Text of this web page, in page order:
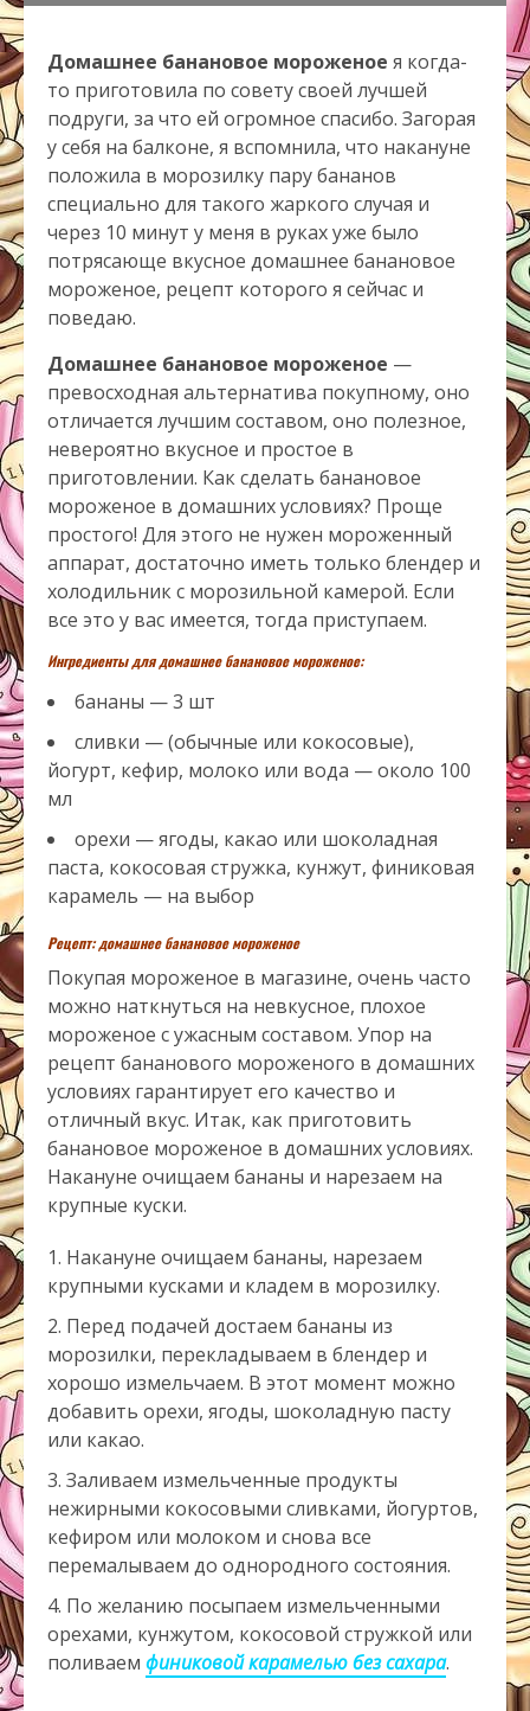
Домашнее банановое мороженое я когда-
то приготовила по совету своей лучшей
подруги, за что ей огромное спасибо. Загорая
у себя на балконе, я вспомнила, что накануне
положила в морозилку пару бананов
специально для такого жаркого случая и
через 10 минут у меня в руках уже было
потрясающе вкусное домашнее банановое
мороженое, рецепт которого я сейчас и
поведаю.
Домашнее банановое мороженое —
превосходная альтернатива покупному, оно
отличается лучшим составом, оно полезное,
невероятно вкусное и простое в
приготовлении. Как сделать банановое
мороженое в домашних условиях? Проще
простого! Для этого не нужен мороженный
аппарат, достаточно иметь только блендер и
холодильник с морозильной камерой. Если
все это у вас имеется, тогда приступаем.
Ингредиенты для домашнее банановое мороженое:
бананы — 3 шт
сливки — (обычные или кокосовые),
йогурт, кефир, молоко или вода — около 100
мл
орехи — ягоды, какао или шоколадная
паста, кокосовая стружка, кунжут, финиковая
карамель — на выбор
Рецепт: домашнее банановое мороженое
Покупая мороженое в магазине, очень часто
можно наткнуться на невкусное, плохое
мороженое с ужасным составом. Упор на
рецепт бананового мороженого в домашних
условиях гарантирует его качество и
отличный вкус. Итак, как приготовить
банановое мороженое в домашних условиях.
Накануне очищаем бананы и нарезаем на
крупные куски.
Накануне очищаем бананы, нарезаем
крупными кусками и кладем в морозилку.
Перед подачей достаем бананы из
морозилки, перекладываем в блендер и
хорошо измельчаем. В этот момент можно
добавить орехи, ягоды, шоколадную пасту
или какао.
Заливаем измельченные продукты
нежирными кокосовыми сливками, йогуртов,
кефиром или молоком и снова все
перемалываем до однородного состояния.
По желанию посыпаем измельченными
орехами, кунжутом, кокосовой стружкой или
поливаем финиковой карамелью без сахара.